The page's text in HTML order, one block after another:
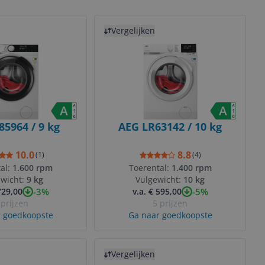
/ 9 kg
10.0(1)
1.600 rpm
9 kg
-3%
goedkoopste
Vergelijken
AEG LR63142 / 10 kg
8.8(4)
Toerental: 1.400 rpm
Vulgewicht: 10 kg
v.a. € 595,00
-5%
5 prijzen
Ga naar goedkoopste
Vergelijken